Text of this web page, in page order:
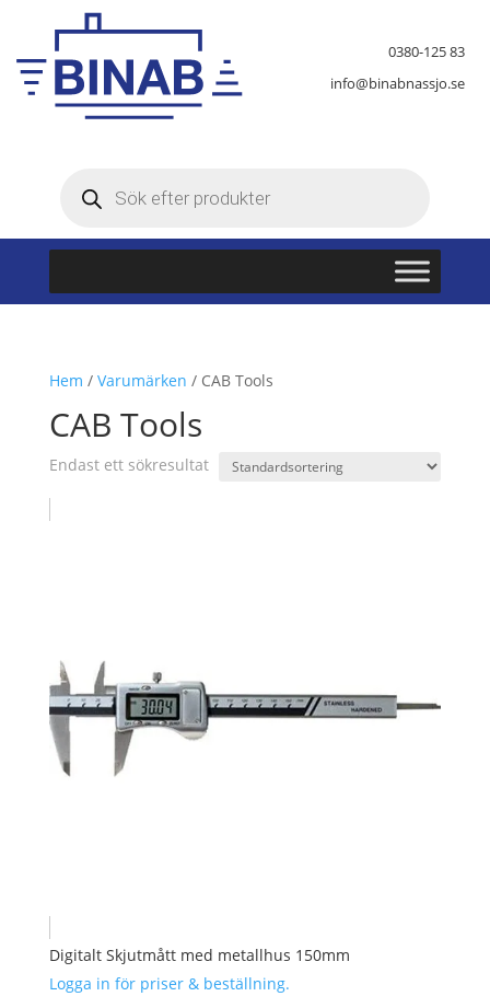
0380-125 83
info@binabnassjo.se
Hem / Varumärken / CAB Tools
CAB Tools
Endast ett sökresultat
Digitalt Skjutmått med metallhus 150mm
Logga in för priser & beställning.